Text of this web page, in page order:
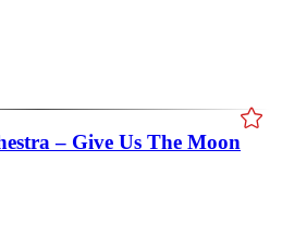
– Give Us The Moon